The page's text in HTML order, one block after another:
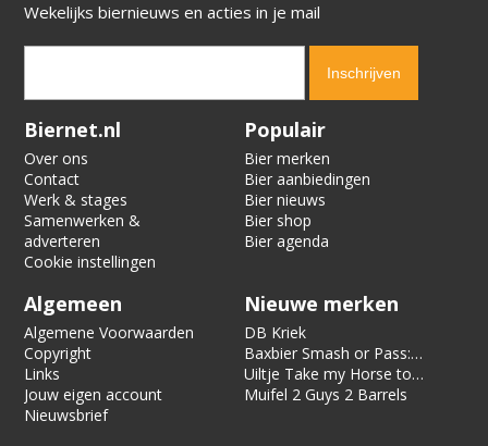
Wekelijks biernieuws en acties in je mail
Verification code:
Biernet.nl
Over ons
Contact
Werk & stages
Samenwerken &
adverteren
Cookie instellingen
Populair
Bier merken
Bier aanbiedingen
Bier nieuws
Bier shop
Bier agenda
Algemeen
Algemene Voorwaarden
Copyright
Links
Jouw eigen account
Nieuwsbrief
Nieuwe merken
DB Kriek
Baxbier Smash or Pass:
Strata
Uiltje Take my Horse to
the Hotel Room
Muifel 2 Guys 2 Barrels